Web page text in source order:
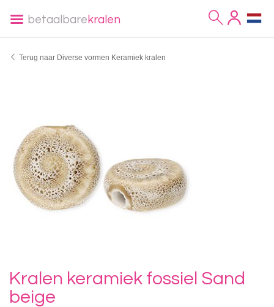
betaalbare kralen
Terug naar Diverse vormen Keramiek kralen
Kralen keramiek fossiel Sand
beige